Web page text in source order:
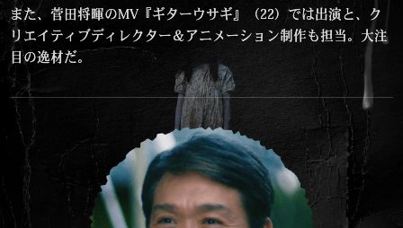
また、菅田将暉のMV『ギターウサギ』（22）では出演と、ク
リエイティブディレクター＆アニメーション制作も担当。大注
目の逸材だ。